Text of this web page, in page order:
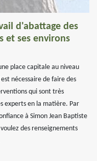
d'abattage des
et ses environs
place capitale au niveau
nécessaire de faire des
qui sont très
experts en la matière. Par
à Simon Jean Baptiste
des renseignements